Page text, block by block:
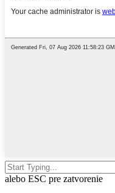
alebo ESC pre zatvorenie